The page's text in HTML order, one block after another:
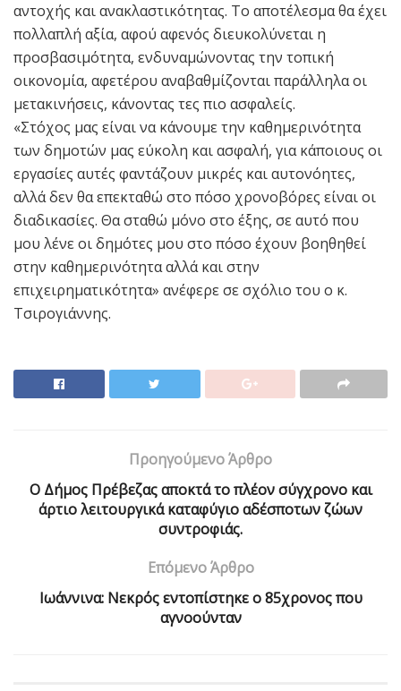
αντοχής και ανακλαστικότητας. Το αποτέλεσμα θα έχει
πολλαπλή αξία, αφού αφενός διευκολύνεται η
προσβασιμότητα, ενδυναμώνοντας την τοπική
οικονομία, αφετέρου αναβαθμίζονται παράλληλα οι
μετακινήσεις, κάνοντας τες πιο ασφαλείς.
«Στόχος μας είναι να κάνουμε την καθημερινότητα
των δημοτών μας εύκολη και ασφαλή, για κάποιους οι
εργασίες αυτές φαντάζουν μικρές και αυτονόητες,
αλλά δεν θα επεκταθώ στο πόσο χρονοβόρες είναι οι
διαδικασίες. Θα σταθώ μόνο στο έξης, σε αυτό που
μου λένε οι δημότες μου στο πόσο έχουν βοηθηθεί
στην καθημερινότητα αλλά και στην
επιχειρηματικότητα» ανέφερε σε σχόλιο του ο κ.
Τσιρογιάννης.
Προηγούμενο Άρθρο
O Δήμος Πρέβεζας αποκτά το πλέον σύγχρονο και
άρτιο λειτουργικά καταφύγιο αδέσποτων ζώων
συντροφιάς.
Επόμενο Άρθρο
Ιωάννινα: Νεκρός εντοπίστηκε ο 85χρονος που
αγνoούνταν